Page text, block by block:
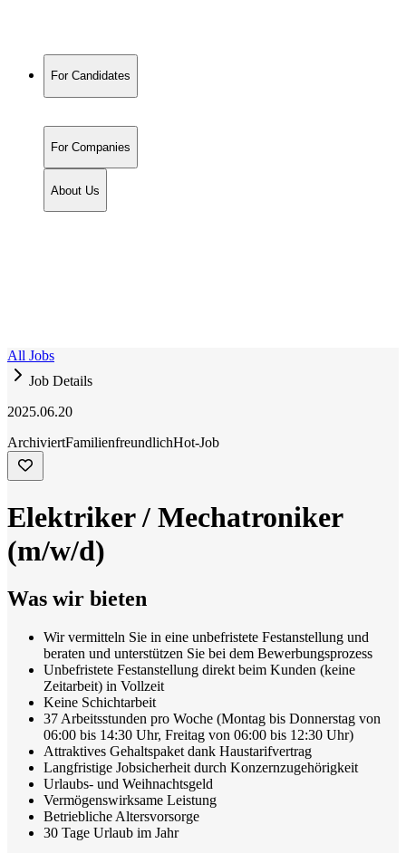
For Candidates
For Companies
About Us
All Jobs
Job Details
2025.06.20
ArchiviertFamilienfreundlichHot-Job
Elektriker / Mechatroniker
(m/w/d)
Was wir bieten
Wir vermitteln Sie in eine unbefristete Festanstellung und
beraten und unterstützen Sie bei dem Bewerbungsprozess
Unbefristete Festanstellung direkt beim Kunden (keine
Zeitarbeit) in Vollzeit
Keine Schichtarbeit
37 Arbeitsstunden pro Woche (Montag bis Donnerstag von
06:00 bis 14:30 Uhr, Freitag von 06:00 bis 12:30 Uhr)
Attraktives Gehaltspaket dank Haustarifvertrag
Langfristige Jobsicherheit durch Konzernzugehörigkeit
Urlaubs- und Weihnachtsgeld
Vermögenswirksame Leistung
Betriebliche Altersvorsorge
30 Tage Urlaub im Jahr